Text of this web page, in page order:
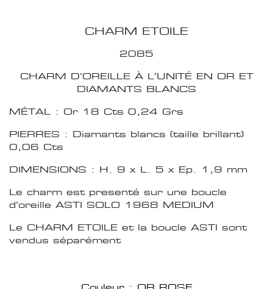
CHARM ETOILE
2085
CHARM D'OREILLE À L’UNITÉ EN OR ET
DIAMANTS BLANCS
MÉTAL : Or 18 Cts 0,24 Grs
PIERRES : Diamants blancs (taille brillant)
0,06 Cts
DIMENSIONS : H. 9 x L. 5 x Ep. 1,9 mm
Le charm est presenté sur une boucle
d’oreille ASTI SOLO 1968 MEDIUM
Le CHARM ETOILE et la boucle ASTI sont
vendus séparément